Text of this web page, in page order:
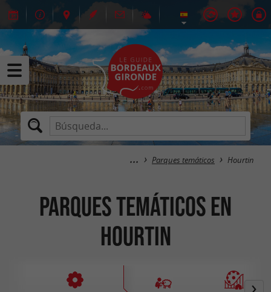
Parques temáticos Hourtin
Parques temáticos en
Hourtin